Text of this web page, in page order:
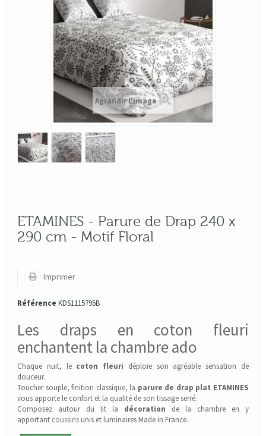
Agrandir l'image
ETAMINES - Parure de Drap 240 x
290 cm - Motif Floral
Imprimer
Référence KDS1115795B
Les draps en coton fleuri
enchantent la chambre ado
Chaque nuit, le coton fleuri déploie son agréable sensation de
douceur.
Toucher souple, finition classique, la parure de drap plat ETAMINES
vous apporte le confort et la qualité de son tissage serré.
Composez autour du lit la décoration de la chambre en y
apportant coussins unis et luminaires Made in France.